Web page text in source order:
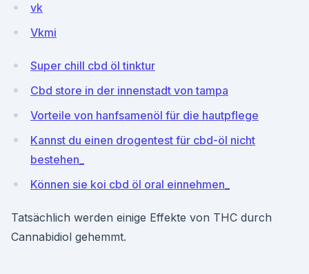
vk
Vkmi
Super chill cbd öl tinktur
Cbd store in der innenstadt von tampa
Vorteile von hanfsamenöl für die hautpflege
Kannst du einen drogentest für cbd-öl nicht
bestehen_
Können sie koi cbd öl oral einnehmen_
Tatsächlich werden einige Effekte von THC durch
Cannabidiol gehemmt.